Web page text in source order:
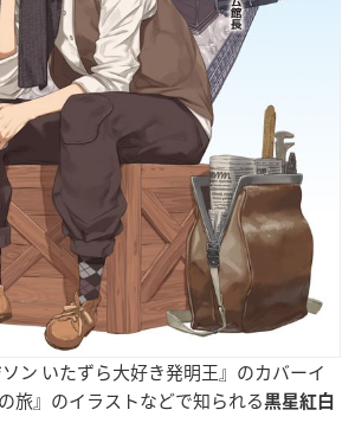
ソン いたずら大好き発明王』のカバーイ
旅』のイラストなどで知られる黒星紅白